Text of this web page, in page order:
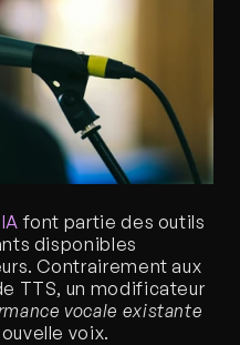
font partie des outils
disponibles
Contrairement aux
TTS, un modificateur
vocale existante
voix.